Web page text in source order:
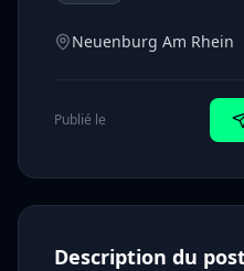
Neuenburg Am Rhein
Publié le
Description du